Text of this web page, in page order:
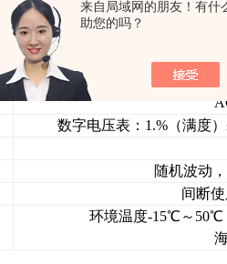
来自局域网的朋友！有什
助您的吗？
4.5 4.5 4.5
￠120×30
4.2 5.5
数字电压表：1.%（满度
随机波动
间断
环境温度-15℃～50℃